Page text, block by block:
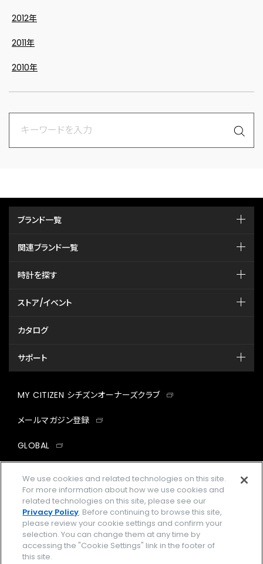
2012年
2011年
2010年
ブランド一覧
関連ブランド一覧
時計を探す
ストア/イベント
カタログ
サポート
MY CITIZEN シチズンオーナーズクラブ
メールマガジン登録
GLOBAL
facebookinstagramtwitter
企業情報 ご利用規約
プライバシーポリシー Cookies Settings
We use cookies and related technologies on this site.
For more information about how we use cookies and
related technologies on this site, please see our
Privacy Policy. Before continuing to browse this site,
please review your cookie settings and confirm your
selection. You can change them at any time by
accessing the "Cookie Settings" link in the footer of
this site.